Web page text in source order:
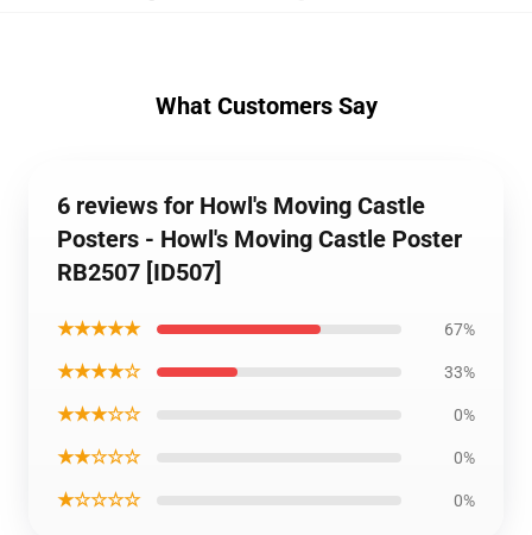
What Customers Say
6 reviews for Howl's Moving Castle
Posters - Howl's Moving Castle Poster
RB2507 [ID507]
★★★★★ 67%
★★★★☆ 33%
★★★☆☆ 0%
★★☆☆☆ 0%
★☆☆☆☆ 0%